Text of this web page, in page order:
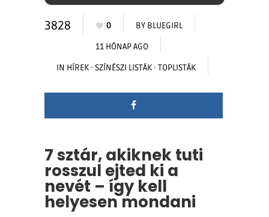
3828 0 BY BLUEGIRL
11 HÓNAP AGO
IN HÍREK · SZÍNÉSZI LISTÁK · TOPLISTÁK
7 sztár, akiknek tuti
rosszul ejted ki a
nevét – így kell
helyesen mondani